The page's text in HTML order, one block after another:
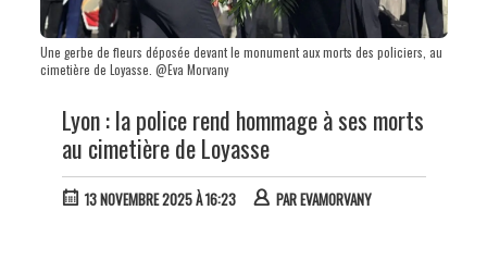
Une gerbe de fleurs déposée devant le monument aux morts des policiers, au
cimetière de Loyasse. @Eva Morvany
Lyon : la police rend hommage à ses morts
au cimetière de Loyasse
13 NOVEMBRE 2025 À 16:23 PAREVAMORVANY